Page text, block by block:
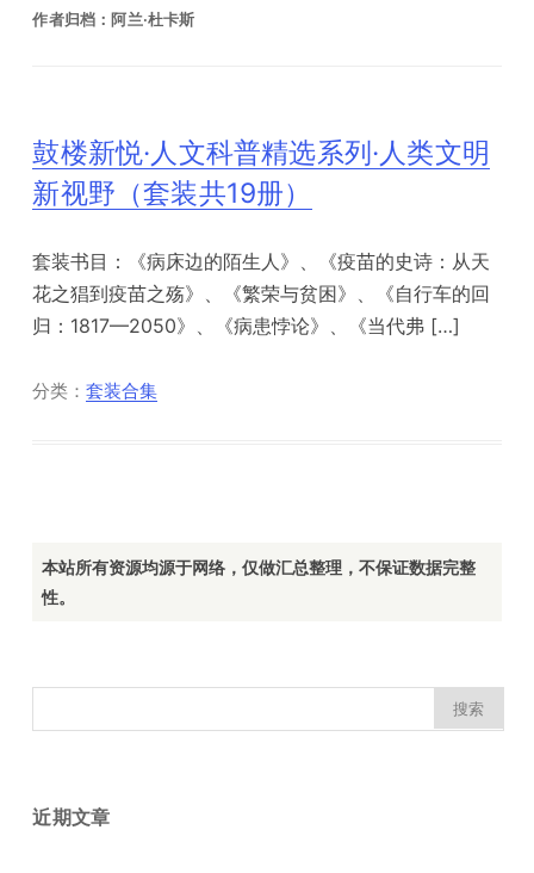
作者归档： 阿兰·杜卡斯
鼓楼新悦·人文科普精选系列·人类文明
新视野（套装共19册）
套装书目：《病床边的陌生人》、《疫苗的史诗：从天
花之猖到疫苗之殇》、《繁荣与贫困》、《自行车的回
归：1817—2050》、《病患悖论》、《当代弗 […]
分类：套装合集
本站所有资源均源于网络，仅做汇总整理，不保证数据完整
性。
索：
近期文章